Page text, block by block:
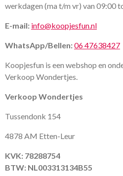
werkdagen (ma t/m vr) van 09:00
E-mail: info@koopjesfun.nl
WhatsApp/Bellen:06 47638427
Koopjesfun is een webshop en
Verkoop Wondertjes.
Verkoop Wondertjes
Tussendonk 154
4878 AM Etten-Leur
KVK: 78288754
BTW: NL003313134B55